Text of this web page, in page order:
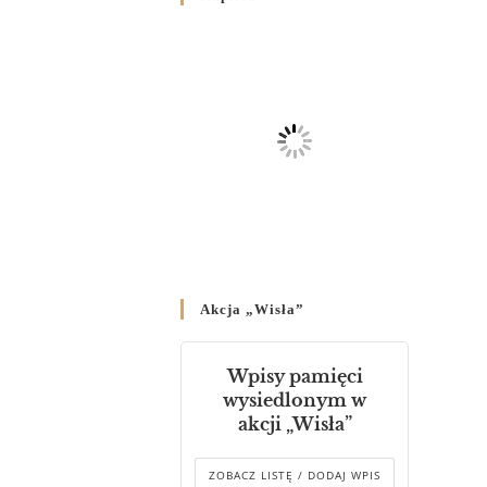
Родин
Справ Молоді та встановленя
складу Катихитичної Комісії
днях 2-12 липня 2024 р.”
Декрет єпископів
Перемисько-Варшавської
Митрополії стосовно
звершування Божественної
літургії
Akcja „Wisła”
Wpisy pamięci
wysiedlonym w
akcji „Wisła”
ZOBACZ LISTĘ / DODAJ WPIS